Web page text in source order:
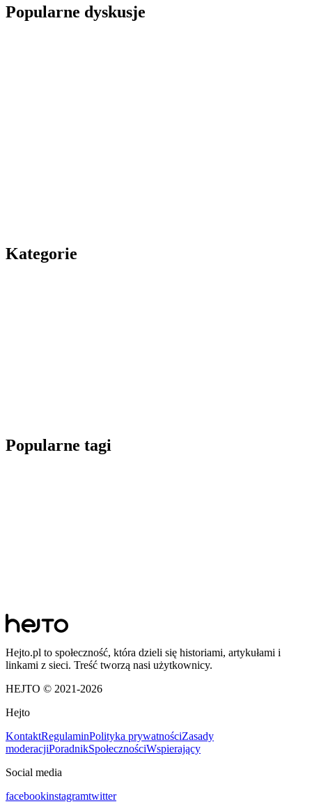
Popularne dyskusje
Kategorie
Popularne tagi
Hejto.pl to społeczność, która dzieli się historiami, artykułami i
linkami z sieci. Treść tworzą nasi użytkownicy.
HEJTO © 2021-2026
Hejto
KontaktRegulaminPolityka prywatnościZasady
moderacjiPoradnikSpołecznościWspierający
Social media
facebookinstagramtwitter